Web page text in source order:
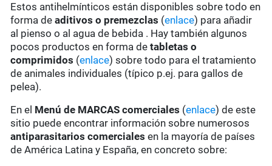
Estos antihelmínticos están disponibles sobre todo en
forma de aditivos o premezclas (enlace) para añadir
al pienso o al agua de bebida . Hay también algunos
pocos productos en forma detabletas o
comprimidos (enlace) sobre todo para el tratamiento
de animales individuales (típico p.ej. para gallos de
pelea).
En el Menú de MARCAS comerciales (enlace) de este
sitio puede encontrar información sobre numerosos
antiparasitarios comerciales en la mayoría de países
de América Latina y España, en concreto sobre: